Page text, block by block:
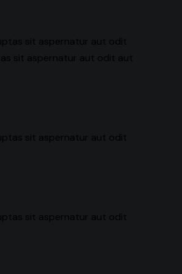
sit aspernatur aut odit
sit aspernatur aut odit aut
sit aspernatur aut odit
sit aspernatur aut odit